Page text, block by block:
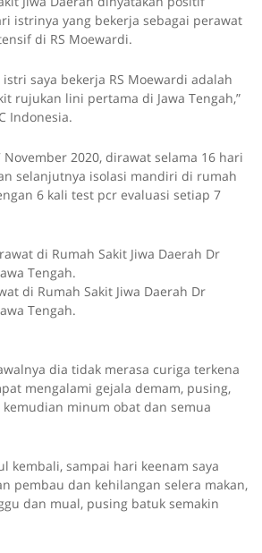
istrinya yang bekerja sebagai perawat
di RS Moewardi.
saya bekerja RS Moewardi adalah
rujukan lini pertama di Jawa Tengah,”
Indonesia.
November 2020, dirawat selama 16 hari
selanjutnya isolasi mandiri di rumah
6 kali test pcr evaluasi setiap 7
di Rumah Sakit Jiwa Daerah Dr
Tengah.
dia tidak merasa curiga terkena
mengalami gejala demam, pusing,
minum obat dan semua
kembali, sampai hari keenam saya
pembau dan kehilangan selera makan,
dan mual, pusing batuk semakin